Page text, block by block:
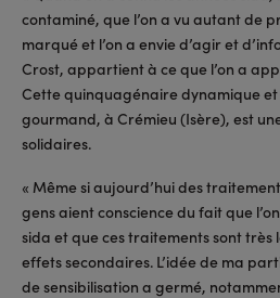
contaminé, que l’on a vu autant de
marqué et l’on a envie d’agir et
Crost, appartient à ce que l’on a
Cette quinquagénaire dynamique
gourmand, à Crémieu (Isère), est
solidaires.
« Même si aujourd’hui des
gens aient conscience du fait que
sida et que ces traitements sont
effets secondaires. L’idée de ma
de sensibilisation a germé,